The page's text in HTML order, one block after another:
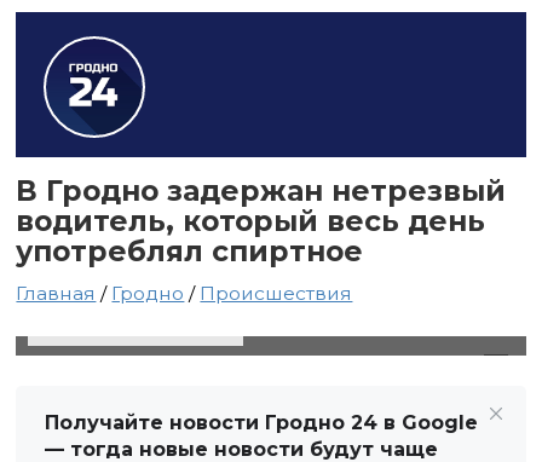
В Гродно задержан нетрезвый
водитель, который весь день
употреблял спиртное
Главная / Гродно / Происшествия
Получайте новости Гродно 24 в Google
— тогда новые новости будут чаще